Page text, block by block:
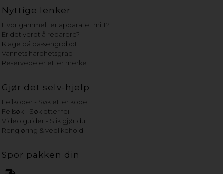
Nyttige lenker
Hvor gammelt er apparatet mitt?
Er det verdt å reparere?
Klage på bassengrobot
Vannets hardhetsgrad
Reservedeler etter merke
Gjør det selv-hjelp
Feilkoder - Søk etter kode
Feilsøk - Søk etter feil
Video guider - Slik gjør du
Rengjøring & vedlikehold
Spor pakken din